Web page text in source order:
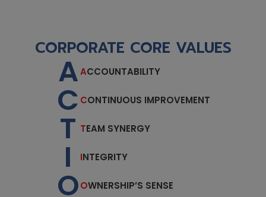
CORPORATE CORE VALUES
AACCOUNTABILITY
C CONTINUOUS IMPROVEMENT
T TEAM SYNERGY
I INTEGRITY
OOWNERSHIP’S SENSE